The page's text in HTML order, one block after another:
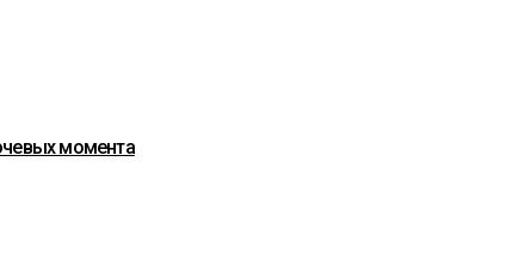
момента